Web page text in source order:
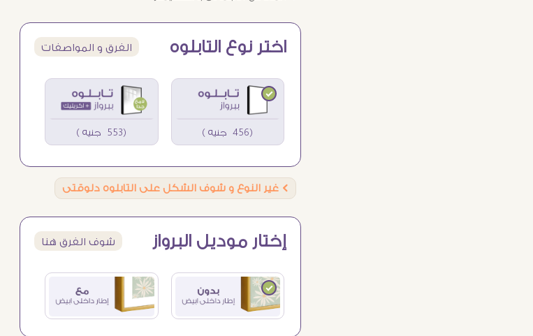
اختر نوع التابلوه الفرق و المواصفات
(456 جنيه ) (553 جنيه )
Ö غير النوع و شوف الشكل على التابلوه دلوقتى
إختار موديل البرواز شوف الفرق هنا